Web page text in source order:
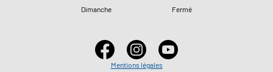
Dimanche
Fermé
Mentions légales